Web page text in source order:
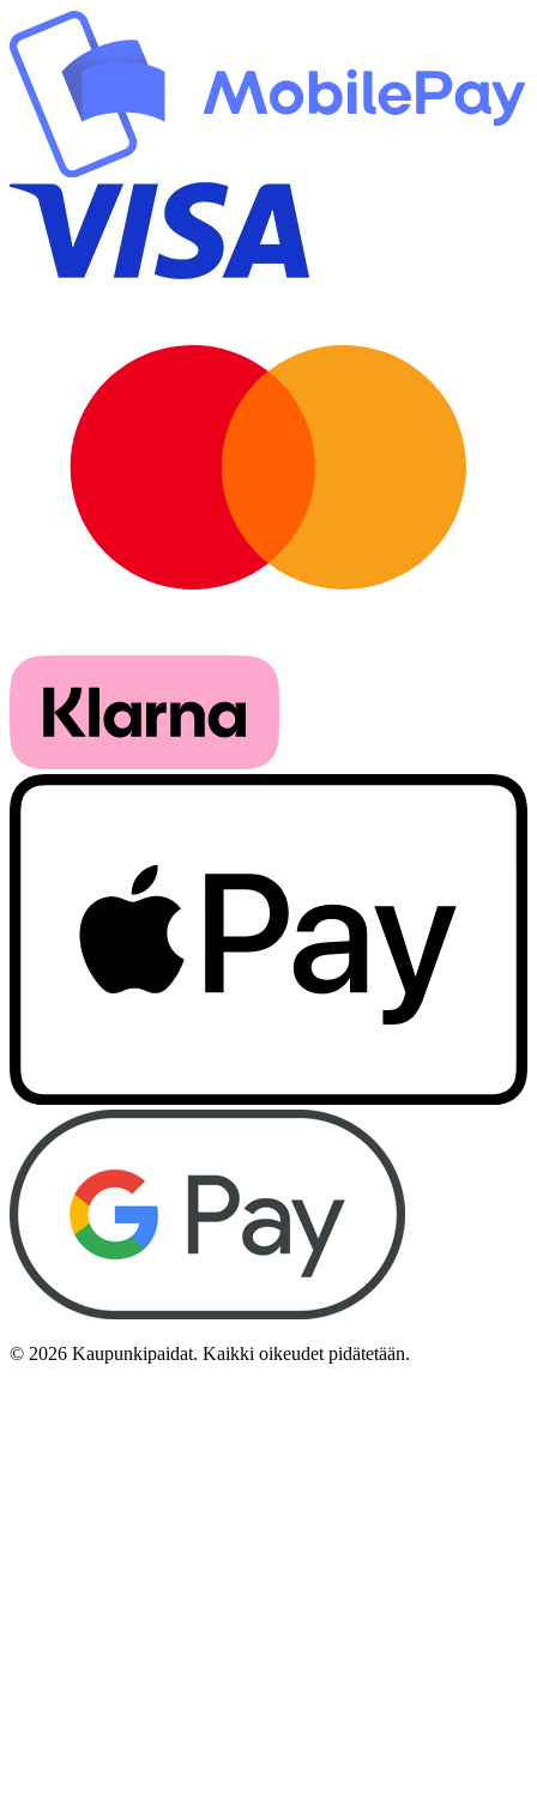
© 2026 Kaupunkipaidat. Kaikki oikeudet pidätetään.